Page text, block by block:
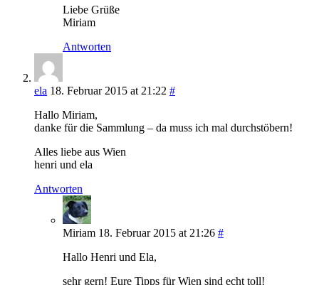
Liebe Grüße
Miriam
Antworten
ela 18. Februar 2015 at 21:22 #
Hallo Miriam,
danke für die Sammlung – da muss ich mal durchstöbern!
Alles liebe aus Wien
henri und ela
Antworten
Miriam 18. Februar 2015 at 21:26 #
Hallo Henri und Ela,
sehr gern! Eure Tipps für Wien sind echt toll!